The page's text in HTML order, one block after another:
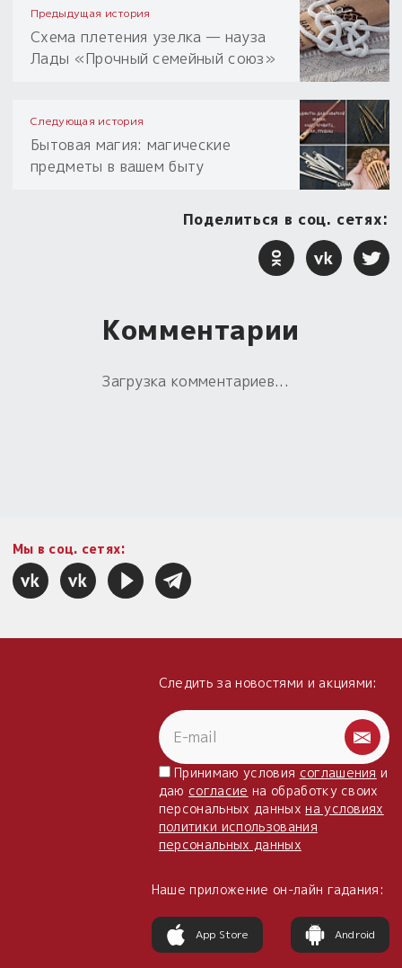
Предыдущая история
Схема плетения узелка — науза
Лады «Прочный семейный союз»
Следующая история
Бытовая магия: магические
предметы в вашем быту
Поделиться в соц. сетях:
Комментарии
Загрузка комментариев...
Мы в соц. сетях:
Следить за новостями и акциями:
Принимаю условия соглашения и
даю согласие на обработку своих
персональных данныхна условиях
политики использования
персональных данных
Наше приложение он-лайн гадания:
App Store Android